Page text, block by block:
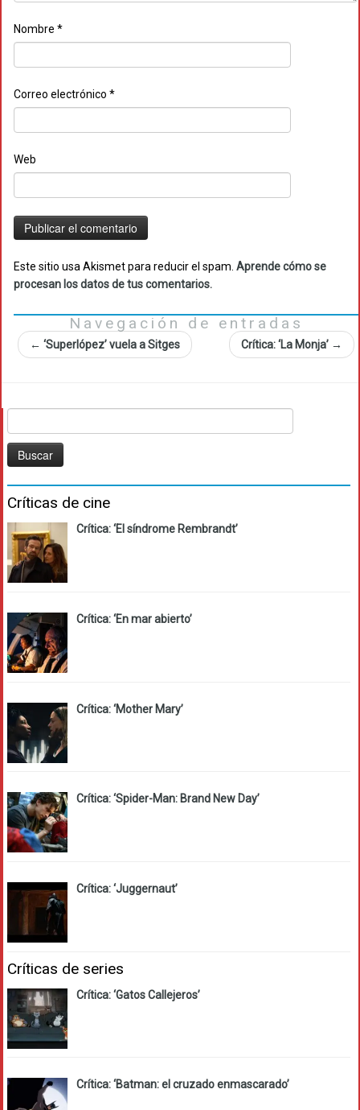
Nombre *
Correo electrónico *
Web
Este sitio usa Akismet para reducir el spam. Aprende cómo se
procesan los datos de tus comentarios.
Navegación de entradas
← ‘Superlópez’ vuela a Sitges Crítica: ‘La Monja’ →
Críticas de cine
Crítica: ‘El síndrome Rembrandt’
Crítica: ‘En mar abierto’
Crítica: ‘Mother Mary’
Crítica: ‘Spider-Man: Brand New Day’
Crítica: ‘Juggernaut’
Críticas de series
Crítica: ‘Gatos Callejeros’
Crítica: ‘Batman: el cruzado enmascarado’